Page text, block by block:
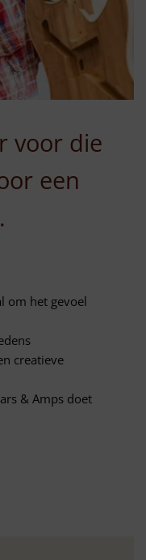
voor die
een
om het gevoel
creatieve
& Amps doet